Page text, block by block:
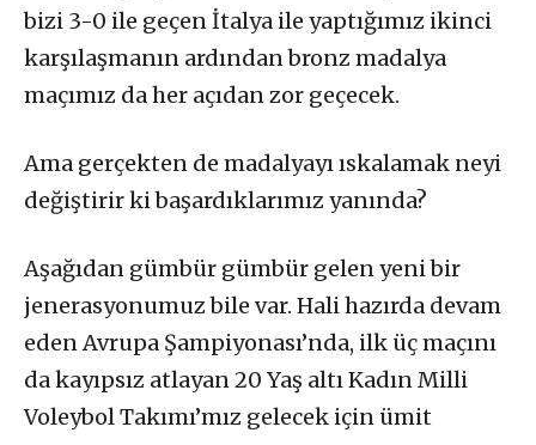
bizi 3-0 ile geçen İtalya ile yaptığımız ikinci
karşılaşmanın ardından bronz madalya
maçımız da her açıdan zor geçecek.
Ama gerçekten de madalyayı ıskalamak neyi
değiştirir ki başardıklarımız yanında?
Aşağıdan gümbür gümbür gelen yeni bir
jenerasyonumuz bile var. Hali hazırda devam
eden Avrupa Şampiyonası’nda, ilk üç maçını
da kayıpsız atlayan 20 Yaş altı Kadın Milli
Voleybol Takımı’mız gelecek için ümit